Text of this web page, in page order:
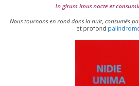
In girum imus nocte et
Nous tour­nons en rond dans la nuit, consu­més
et pro­fond